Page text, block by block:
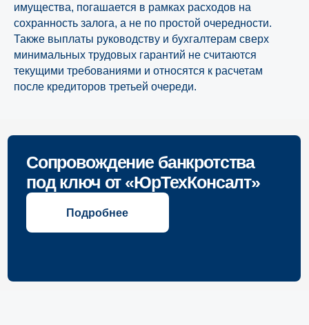
имущества, погашается в рамках расходов на
сохранность залога, а не по простой очередности.
Также выплаты руководству и бухгалтерам сверх
минимальных трудовых гарантий не считаются
текущими требованиями и относятся к расчетам
после кредиторов третьей очереди.